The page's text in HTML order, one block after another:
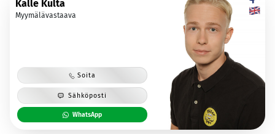
Kalle Kulta
Myymälävastaava
Soita
Sähköposti
WhatsApp